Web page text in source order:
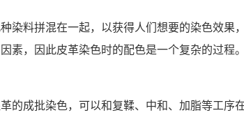
染料拼混在一起，以获得人们想要的染色效果
素，因此皮革染色时的配色是一个复杂的过程
的成批染色，可以和复鞣、中和、加脂等工序